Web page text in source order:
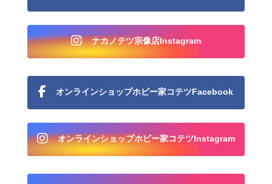
ナカノテツ宗像店Instagram
オンラインショップホビー家コテツFacebook
オンラインショップホビー家コテツInstagram